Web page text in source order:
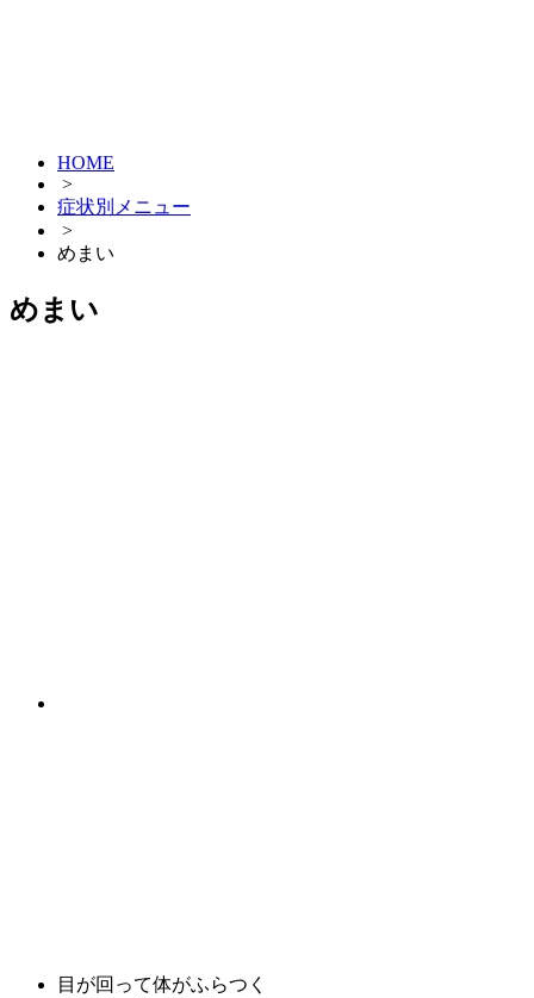
HOME
>
症状別メニュー
>
めまい
めまい
目が回って体がふらつく